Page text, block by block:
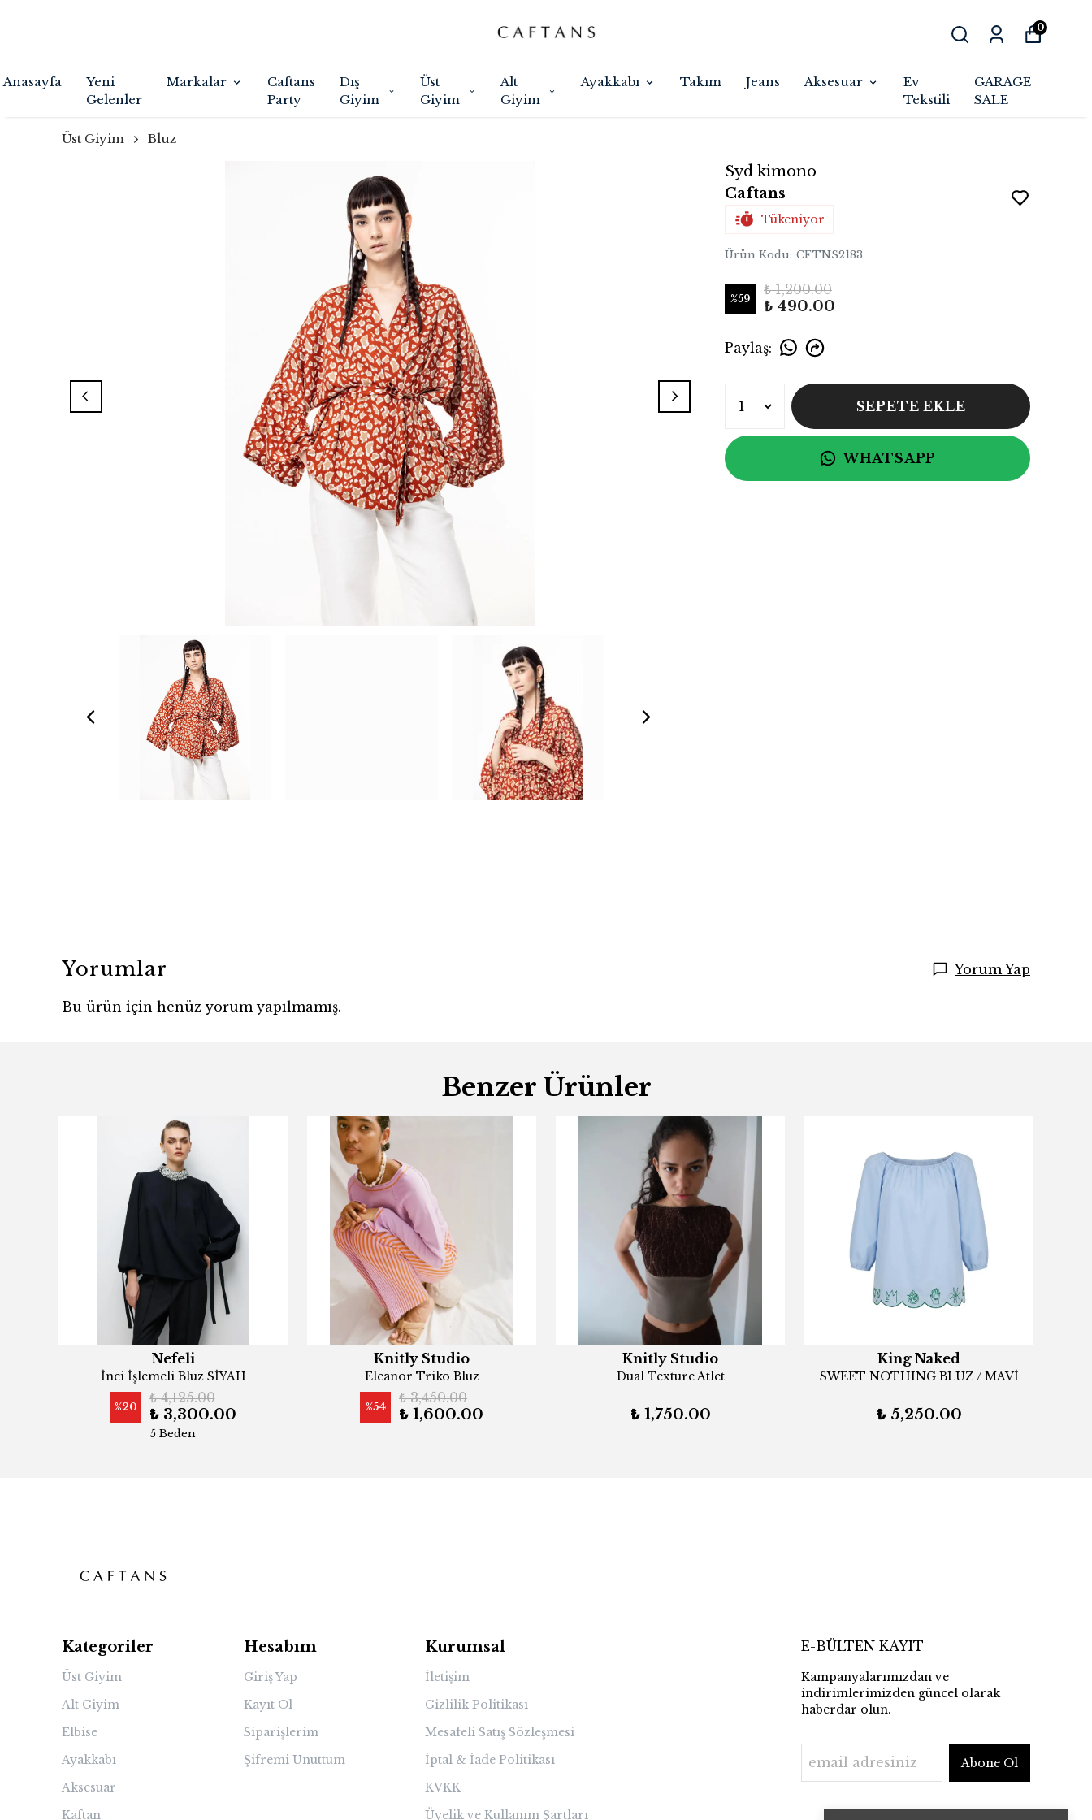
Anasayfa
Yeni
Gelenler
Markalar
Caftans
Party
Dış
Giyim
Üst
Giyim
Alt
Giyim
Ayakkabı Takım Jeans Aksesuar
Ev
Tekstili
GARAGE
SALE
0
Üst Giyim Bluz
Syd kimono
Caftans
Tükeniyor
Ürün Kodu: CFTNS2183
%59
₺ 1,200.00
₺ 490.00
Paylaş:
SEPETE EKLE
WHATSAPP
Yorumlar Yorum Yap
Bu ürün için henüz yorum yapılmamış.
Benzer Ürünler
Nefeli
İnci İşlemeli Bluz SİYAH
%20
₺ 4,125.00
₺ 3,300.00
5 Beden
Knitly Studio
Eleanor Triko Bluz
%54
₺ 3,450.00
₺ 1,600.00
Knitly Studio
Dual Texture Atlet
₺ 1,750.00
King Naked
SWEET NOTHING BLUZ / MAVİ
₺ 5,250.00
Kategoriler
Üst Giyim
Alt Giyim
Elbise
Ayakkabı
Aksesuar
Kaftan
Hesabım
Giriş Yap
Kayıt Ol
Siparişlerim
Şifremi Unuttum
Kurumsal
İletişim
Gizlilik Politikası
Mesafeli Satış Sözleşmesi
İptal & İade Politikası
KVKK
Üyelik ve Kullanım Şartları
E-BÜLTEN KAYIT
Kampanyalarımızdan ve
indirimlerimizden güncel olarak
haberdar olun.
Abone Ol